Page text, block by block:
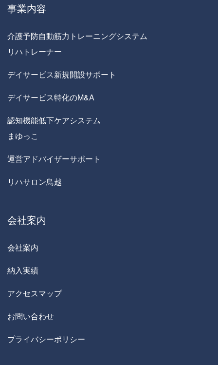
事業内容
介護予防自動筋力トレーニングシステム
リハトレーナー
デイサービス新規開設サポート
デイサービス特化のM&A
認知機能低下ケアシステム
まゆっこ
運営アドバイザーサポート
リハサロン鳥越
会社案内
会社案内
納入実績
アクセスマップ
お問い合わせ
プライバシーポリシー